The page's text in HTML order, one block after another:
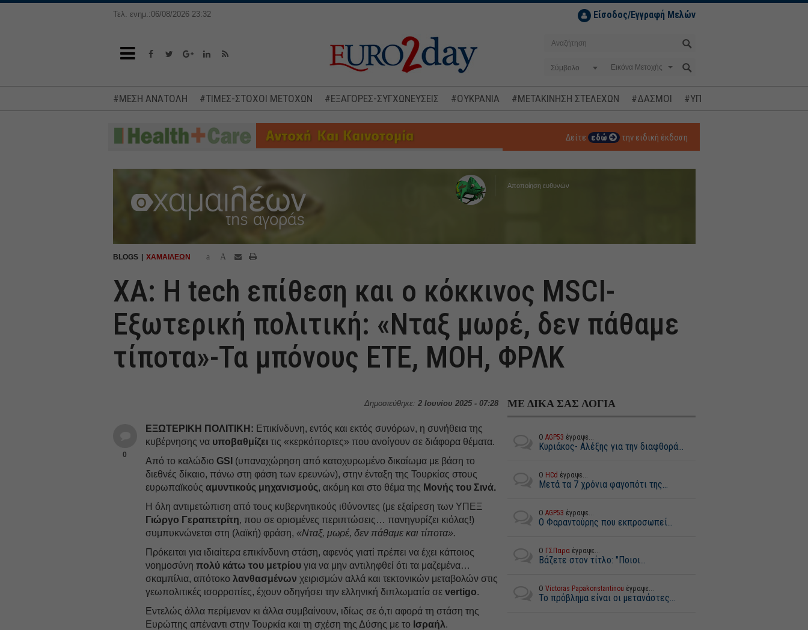
Τελ. ενημ.:06/08/2026 23:32 Είσοδος/Εγγραφή Μελών
Σύμβολο
#ΜΕΣΗ ΑΝΑΤΟΛΗ #ΤΙΜΕΣ-ΣΤΟΧΟΙ ΜΕΤΟΧΩΝ #ΕΞΑΓΟΡΕΣ-ΣΥΓΧΩΝΕΥΣΕΙΣ #ΟΥΚΡΑΝΙΑ #ΜΕΤΑΚΙΝΗΣΗ ΣΤΕΛΕΧΩΝ #ΔΑΣΜΟΙ #ΥΠΟΚΛΟΠΕΣ
Δείτε εδώ την ειδική έκδοση
Αποποίηση ευθυνών
BLOGS ΧΑΜΑΙΛΕΩΝ a A
ΧΑ: Η tech επίθεση και ο κόκκινος MSCI-
Εξωτερική πολιτική: «Νταξ μωρέ, δεν πάθαμε
τίποτα»-Τα μπόνους ΕΤΕ, ΜΟΗ, ΦΡΛΚ
Δημοσιεύθηκε: 2 Ιουνίου 2025 - 07:28
0
ΕΞΩΤΕΡΙΚΗ ΠΟΛΙΤΙΚΗ: Επικίνδυνη, εντός και εκτός συνόρων, η συνήθεια της
κυβέρνησης να υποβαθμίζει τις «κερκόπορτες» που ανοίγουν σε διάφορα θέματα.
Από το καλώδιοGSI (υπαναχώρηση από κατοχυρωμένο δικαίωμα με βάση το
διεθνές δίκαιο, πάνω στη φάση των ερευνών), στην ένταξη της Τουρκίας στους
ευρωπαϊκούςαμυντικούς μηχανισμούς, ακόμη και στο θέμα της Μονής του Σινά.
Η όλη αντιμετώπιση από τους κυβερνητικούς ιθύνοντες (με εξαίρεση των ΥΠΕΞ
Γιώργο Γεραπετρίτη, που σε ορισμένες περιπτώσεις… πανηγυρίζει κιόλας!)
συμπυκνώνεται στη (λαϊκή) φράση,«Νταξ, μωρέ, δεν πάθαμε και τίποτα».
Πρόκειται για ιδιαίτερα επικίνδυνη στάση, αφενός γιατί πρέπει να έχει κάποιος
νοημοσύνηπολύ κάτω του μετρίου για να μην αντιληφθεί ότι τα μαζεμένα…
σκαμπίλια, απότοκο λανθασμένων χειρισμών αλλά και τεκτονικών μεταβολών στις
γεωπολιτικές ισορροπίες, έχουν οδηγήσει την ελληνική διπλωματία σεvertigo.
Εντελώς άλλα περίμεναν κι άλλα συμβαίνουν, ιδίως σε ό,τι αφορά τη στάση της
Ευρώπης απέναντι στην Τουρκία και τη σχέση της Δύσης με το Ισραήλ.
ΜΕ ΔΙΚΑ ΣΑΣ ΛΟΓΙΑ
Ο AGP53 έγραψε...
Κυριάκος- Αλέξης για την διαφθορά...
Ο HCd έγραψε...
Μετά τα 7 χρόνια φαγοπότι της...
Ο AGP53 έγραψε...
Ο Φαραντούρης που εκπροσωπεί...
Ο ΓΣΠαραέγραψε...
Βάζετε στον τίτλο: "Ποιοι...
Ο Victoras Papakonstantinou έγραψε...
Το πρόβλημα είναι οι μετανάστες...